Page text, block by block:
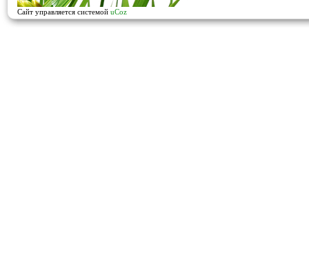
Сайт управляется системой uCoz